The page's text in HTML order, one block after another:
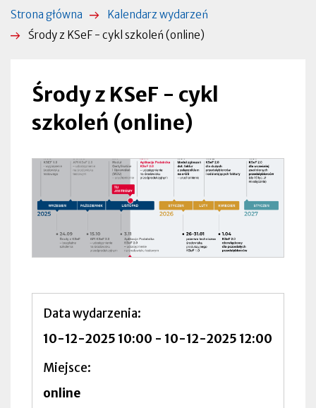
Lubliniec
Ścieżka
Strona główna
Kalendarz wydarzeń
Środy z KSeF - cykl szkoleń (online)
Środy z KSeF - cykl
szkoleń (online)
Data wydarzenia
10-12-2025 10:00 - 10-12-2025 12:00
Miejsce
online